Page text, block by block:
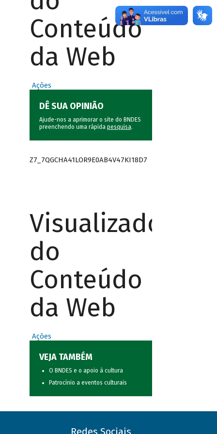
Conteúdo
da Web
Ações
DÊ SUA OPINIÃO
Ajude-nos a aprimorar o site do BNDES
preenchendo uma rápida pesquisa.
Z7_7QGCHA41LOR9E0AB4V47KI18D7
Visualizador
do
Conteúdo
da Web
Ações
VEJA TAMBÉM
O BNDES e o apoio à cultura
Patrocínio a eventos culturais
Redes Sociais